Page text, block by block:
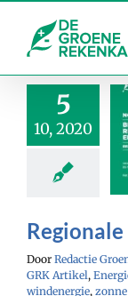
content
5
10, 2020
Door Redactie
GRK Artikel,
windenergie,